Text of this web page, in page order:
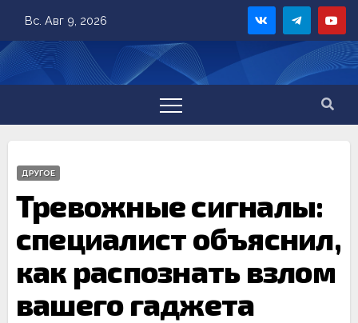
content
Вс. Авг 9, 2026
ДРУГОЕ
Тревожные сигналы:
специалист объяснил,
как распознать взлом
вашего гаджета